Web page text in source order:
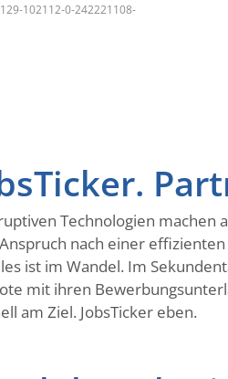
102112-0-242221108-
Technologien
nach einer
ist im Wandel. Im
mit ihren
am Ziel. JobsTicker eben.